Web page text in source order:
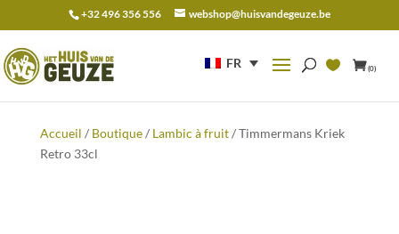
+32 496 356 556 webshop@huisvandegeuze.be
FR (0)
pour :
Accueil / Boutique/ Lambic à fruit/ Timmermans Kriek
Retro 33cl